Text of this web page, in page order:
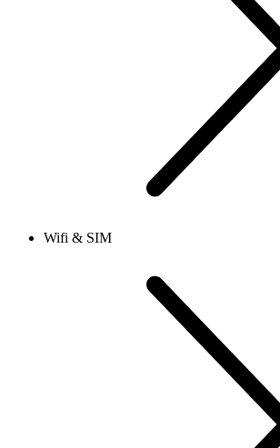
Wifi & SIM